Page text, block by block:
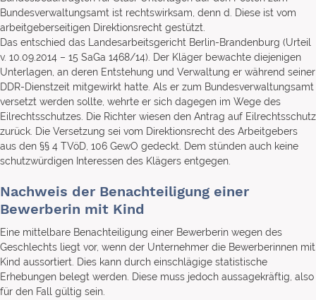
Bundesverwaltungsamt ist rechtswirksam, denn d. Diese ist vom
arbeitgeberseitigen Direktionsrecht gestützt.
Das entschied das Landesarbeitsgericht Berlin-Brandenburg (Urteil
v. 10.09.2014 – 15 SaGa 1468/14). Der Kläger bewachte diejenigen
Unterlagen, an deren Entstehung und Verwaltung er während seiner
DDR-Dienstzeit mitgewirkt hatte. Als er zum Bundesverwaltungsamt
versetzt werden sollte, wehrte er sich dagegen im Wege des
Eilrechtsschutzes. Die Richter wiesen den Antrag auf Eilrechtsschutz
zurück. Die Versetzung sei vom Direktionsrecht des Arbeitgebers
aus den §§ 4 TVöD, 106 GewO gedeckt. Dem stünden auch keine
schutzwürdigen Interessen des Klägers entgegen.
Nachweis der Benachteiligung einer
Bewerberin mit Kind
Eine mittelbare Benachteiligung einer Bewerberin wegen des
Geschlechts liegt vor, wenn der Unternehmer die Bewerberinnen mit
Kind aussortiert. Dies kann durch einschlägige statistische
Erhebungen belegt werden. Diese muss jedoch aussagekräftig, also
für den Fall gültig sein.